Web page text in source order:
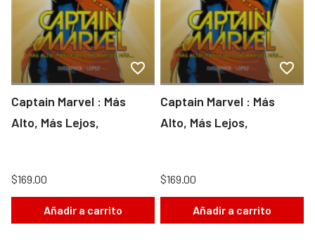
Captain Marvel : Más
Alto, Más Lejos,
$169.00
Añadir a carrito
Captain Marvel : Más
Alto, Más Lejos,
$169.00
Añadir a carrito